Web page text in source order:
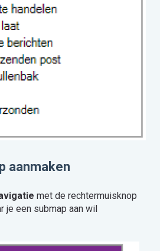
aanmaken
met de rechtermuisknop
je een submap aan wil